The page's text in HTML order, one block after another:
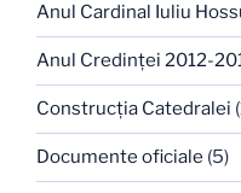
Anul Cardinal Iuliu
Anul Credinţei 2012-
Construcţia Catedralei
Documente oficiale (5)